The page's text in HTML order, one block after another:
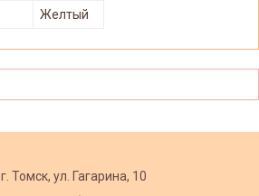
Желтый
г. Томск, ул. Гагарина, 10